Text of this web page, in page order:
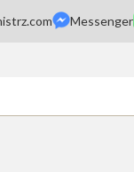
Messenger